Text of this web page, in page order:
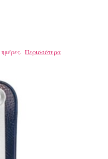
Περισσότερα